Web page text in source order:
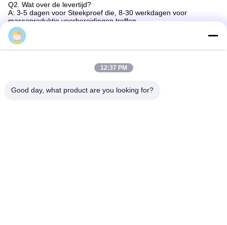
Q2. Wat over de levertijd?
A: 3-5 dagen voor Steekproef die, 8-30 werkdagen voor
massaproduktie voorbereidingen treffen.
Q3. Hebt u om het even welke MOQ-grens voor de deelorde?
A: Lage MOQ, 1pc voor steekproef het controleren is
Q4. Hoe verscheept u de goederen en hoe lang neemt het om
aan te komen. Luchtvaartlijn en het overzeese facultatief
12:37 PM
Good day, what product are you looking for?